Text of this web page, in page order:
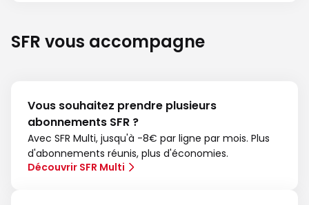
SFR vous accompagne
Vous souhaitez prendre plusieurs
abonnements SFR ?
Avec SFR Multi, jusqu'à -8€ par ligne par mois. Plus
d'abonnements réunis, plus d'économies.
Découvrir SFR Multi